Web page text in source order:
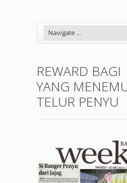
REWARD BAGI
YANG
TELUR PENYU